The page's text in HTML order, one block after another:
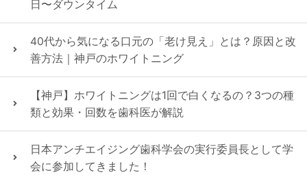
日〜ダウンタイム
40代から気になる口元の「老け見え」とは？原因と改
善方法｜神戸のホワイトニング
【神戸】ホワイトニングは1回で白くなるの？3つの種
類と効果・回数を歯科医が解説
日本アンチエイジング歯科学会の実行委員長として学
会に参加してきました！